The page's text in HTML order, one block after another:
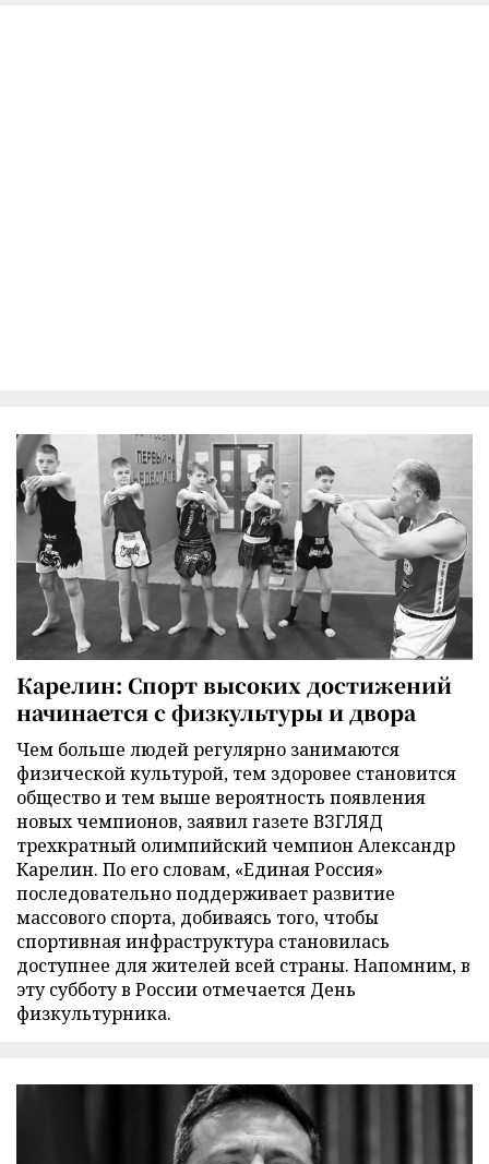
Карелин: Спорт высоких достижений
начинается с физкультуры и двора
Чем больше людей регулярно занимаются
физической культурой, тем здоровее становится
общество и тем выше вероятность появления
новых чемпионов, заявил газете ВЗГЛЯД
трехкратный олимпийский чемпион Александр
Карелин. По его словам, «Единая Россия»
последовательно поддерживает развитие
массового спорта, добиваясь того, чтобы
спортивная инфраструктура становилась
доступнее для жителей всей страны. Напомним, в
эту субботу в России отмечается День
физкультурника.